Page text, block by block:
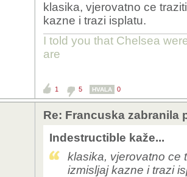
klasika, vjerovatno ce
kazne i trazi isplatu.
I told you that Chelsea
are
1 5 HVALA 0
Re: Francuska zabranila
Indestructible kaže...
klasika, vjerovatno ce
izmisljaj kazne i trazi